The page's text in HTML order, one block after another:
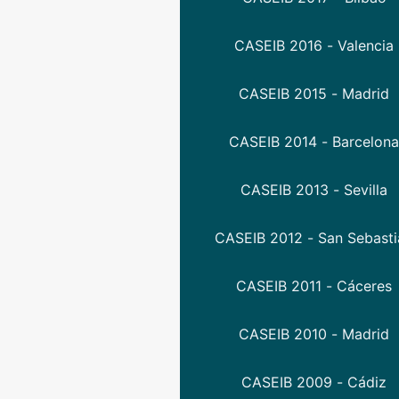
CASEIB 2016 - Valencia
CASEIB 2015 - Madrid
CASEIB 2014 - Barcelona
CASEIB 2013 - Sevilla
CASEIB 2012 - San
CASEIB 2011 - Cáceres
CASEIB 2010 - Madrid
CASEIB 2009 - Cádiz